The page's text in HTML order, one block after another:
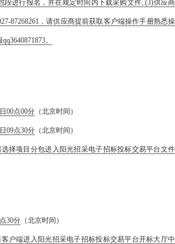
段进行报名，并在规定时间内下载采购文件; (3)供应商
87268261，请供应商提前获取客户端操作手册熟悉操
。
00点00分 （北京时间）
09点30分 （北京时间）
择项目分包进入阳光招采电子招标投标交易平台文件
30分 （北京时间）
户端进入阳光招采电子招标投标交易平台开标大厅中